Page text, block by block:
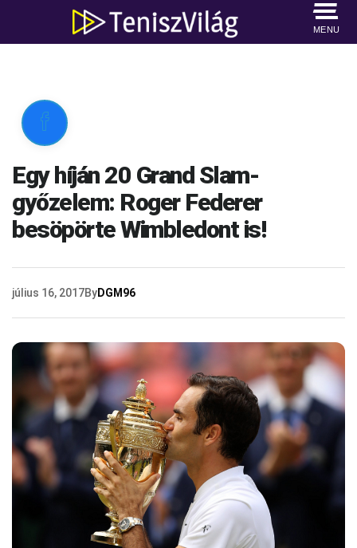
MENU

Egy híján 20 Grand Slam-
győzelem: Roger Federer
besöpörte Wimbledont is!
július 16, 2017ByDGM96